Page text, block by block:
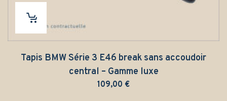
Tapis BMW Série 3 E46 break sans accoudoir
central – Gamme luxe
109,00 €